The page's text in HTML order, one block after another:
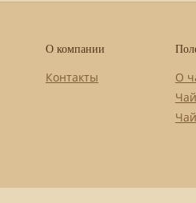
О компании
Контакты
О